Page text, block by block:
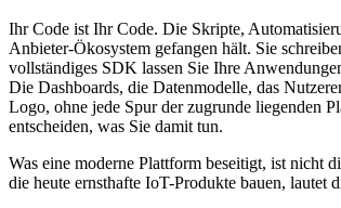
Ihr Code ist Ihr Code. Die Skripte,
Anbieter-Ökosystem gefangen hält. Sie
vollständiges SDK lassen Sie Ihre
Die Dashboards, die Datenmodelle, das
Logo, ohne jede Spur der zugrunde liegenden
entscheiden, was Sie damit tun.
Was eine moderne Plattform beseitigt, ist nicht
die heute ernsthafte IoT-Produkte bauen, lautet